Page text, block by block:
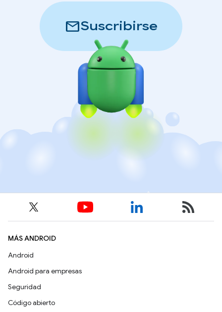
mailSuscribirse
MÁS ANDROID
Android
Android para empresas
Seguridad
Código abierto